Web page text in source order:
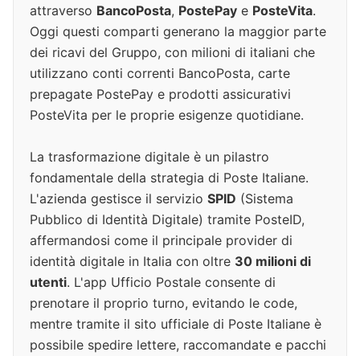
attraverso BancoPosta, PostePay e PosteVita.
Oggi questi comparti generano la maggior parte
dei ricavi del Gruppo, con milioni di italiani che
utilizzano conti correnti BancoPosta, carte
prepagate PostePay e prodotti assicurativi
PosteVita per le proprie esigenze quotidiane.
La trasformazione digitale è un pilastro
fondamentale della strategia di Poste Italiane.
L'azienda gestisce il servizio SPID (Sistema
Pubblico di Identità Digitale) tramite PosteID,
affermandosi come il principale provider di
identità digitale in Italia con oltre 30 milioni di
utenti. L'app Ufficio Postale consente di
prenotare il proprio turno, evitando le code,
mentre tramite il sito ufficiale di Poste Italiane è
possibile spedire lettere, raccomandate e pacchi